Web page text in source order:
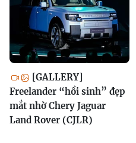
[GALLERY]
Freelander “hồi sinh” đẹp
mắt nhờ Chery Jaguar
Land Rover (CJLR)